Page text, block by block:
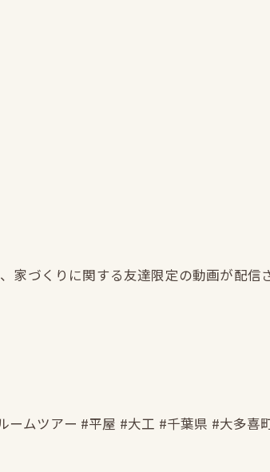
家づくりに関する友達限定の動画が配信
ムツアー #平屋 #大工 #千葉県 #大多喜